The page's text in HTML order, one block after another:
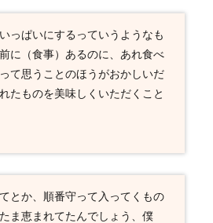
っぱいにするっていうようなも
に（食事）あるのに、あれ食べ
て思うことのほうがおかしいだ
たものを美味しくいただくこと
とか、順番守って入ってくもの
ま恵まれてたんでしょう、僕